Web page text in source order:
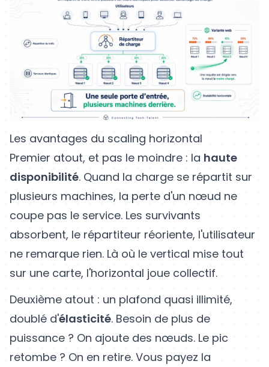
Les avantages du scaling horizontal
Premier atout, et pas le moindre : la haute
disponibilité. Quand la charge se répartit sur
plusieurs machines, la perte d'un nœud ne
coupe pas le service. Les survivants
absorbent, le répartiteur réoriente, l'utilisateur
ne remarque rien. Là où le vertical mise tout
sur une carte, l'horizontal joue collectif.
Deuxième atout : un plafond quasi illimité,
doublé d'élasticité. Besoin de plus de
puissance ? On ajoute des nœuds. Le pic
retombe ? On en retire. Vous payez la